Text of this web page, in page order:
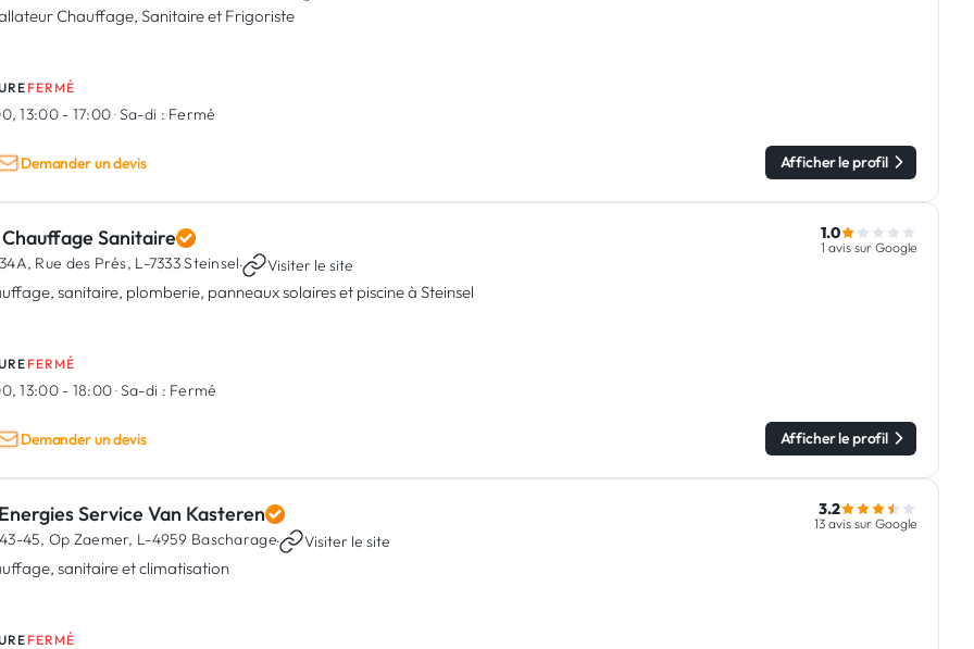
Chauffage, Sanitaire et Frigoriste
FERMÉ
13:00 - 17:00·Sa-di : Fermé
Demander un devis Afficher le profil
Sanitaire
34A, Rue des Prés, L-7333 Steinsel· Visiter le site
sanitaire, plomberie, panneaux solaires et piscine à Steinsel
1.0
1 avis sur Google
FERMÉ
13:00 - 18:00·Sa-di : Fermé
Demander un devis Afficher le profil
Service Van Kasteren
43-45, Op Zaemer, L-4959 Bascharage· Visiter le site
sanitaire et climatisation
3.2
13 avis sur Google
FERMÉ